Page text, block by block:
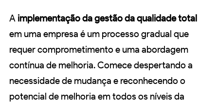
A implementação da gestão da qualidade total
em uma empresa é um processo gradual que
requer comprometimento e uma abordagem
contínua de melhoria. Comece despertando a
necessidade de mudança e reconhecendo o
potencial de melhoria em todos os níveis da